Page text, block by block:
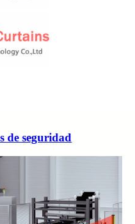
de seguridad